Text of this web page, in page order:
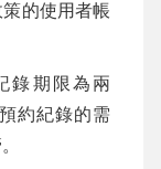
的使用者帳
錄期限為兩
約紀錄的需